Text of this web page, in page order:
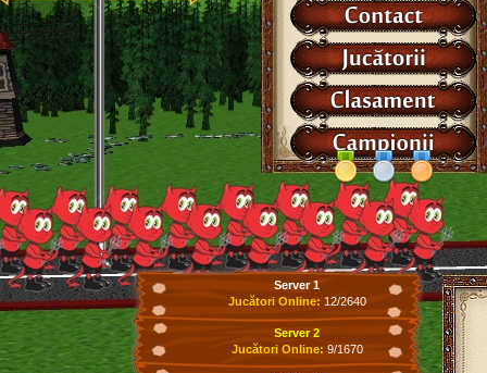
Server 1
Jucători Online: 12/2640
Server 2
Jucători Online: 9/1670